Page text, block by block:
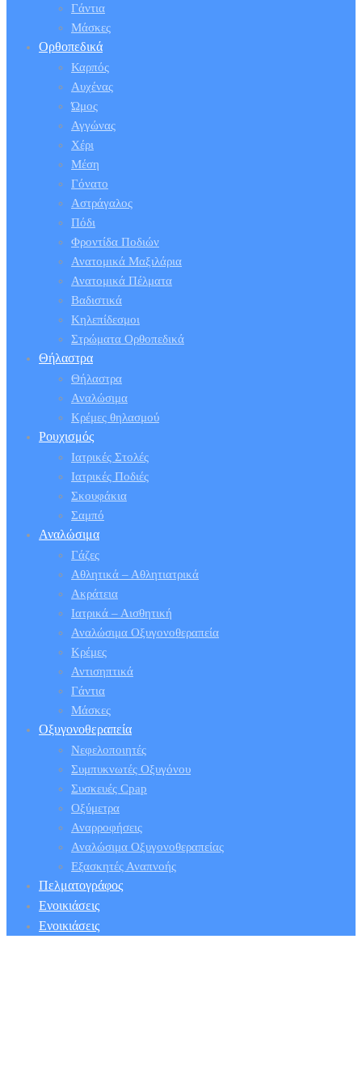
Γάντια
Μάσκες
Ορθοπεδικά
Καρπός
Αυχένας
Ώμος
Αγγώνας
Χέρι
Μέση
Γόνατο
Αστράγαλος
Πόδι
Φροντίδα Ποδιών
Ανατομικά Μαξιλάρια
Ανατομικά Πέλματα
Βαδιστικά
Κηλεπίδεσμοι
Στρώματα Ορθοπεδικά
Θήλαστρα
Θήλαστρα
Αναλώσιμα
Κρέμες θηλασμού
Ρουχισμός
Ιατρικές Στολές
Ιατρικές Ποδιές
Σκουφάκια
Σαμπό
Αναλώσιμα
Γάζες
Αθλητικά – Αθλητιατρικά
Ακράτεια
Ιατρικά – Αισθητική
Αναλώσιμα Οξυγονοθεραπεία
Κρέμες
Αντισηπτικά
Γάντια
Μάσκες
Οξυγονοθεραπεία
Νεφελοποιητές
Συμπυκνωτές Οξυγόνου
Συσκευές Cpap
Οξύμετρα
Αναρροφήσεις
Αναλώσιμα Οξυγονοθεραπείας
Εξασκητές Αναπνοής
Πελματογράφος
Ενοικιάσεις
Ενοικιάσεις